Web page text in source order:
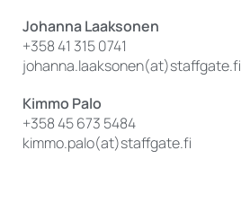
Johanna Laaksonen
+358 41 315 0741
johanna.laaksonen(at)staffgate.fi
Kimmo Palo
+358 45 673 5484
kimmo.palo(at)staffgate.fi